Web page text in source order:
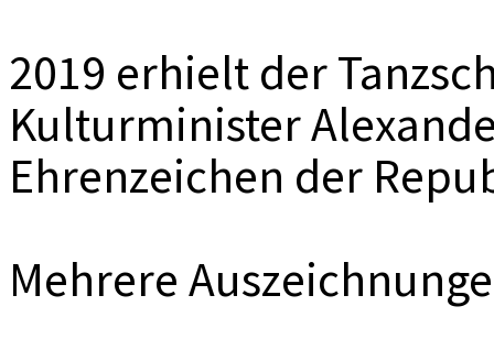
2019 erhielt der
Kulturminister
Ehrenzeichen der
Mehrere